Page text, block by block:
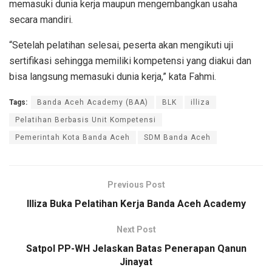
memasuki dunia kerja maupun mengembangkan usaha
secara mandiri.
“Setelah pelatihan selesai, peserta akan mengikuti uji
sertifikasi sehingga memiliki kompetensi yang diakui dan
bisa langsung memasuki dunia kerja,” kata Fahmi.
Tags: Banda Aceh Academy (BAA) BLK illiza
Pelatihan Berbasis Unit Kompetensi
Pemerintah Kota Banda Aceh SDM Banda Aceh
Previous Post
Illiza Buka Pelatihan Kerja Banda Aceh Academy
Next Post
Satpol PP-WH Jelaskan Batas Penerapan Qanun
Jinayat